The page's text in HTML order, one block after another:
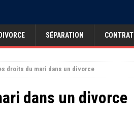
DIVORCE SÉPARATION CONTRAT
droits du mari dans un divorce
dans un divorce